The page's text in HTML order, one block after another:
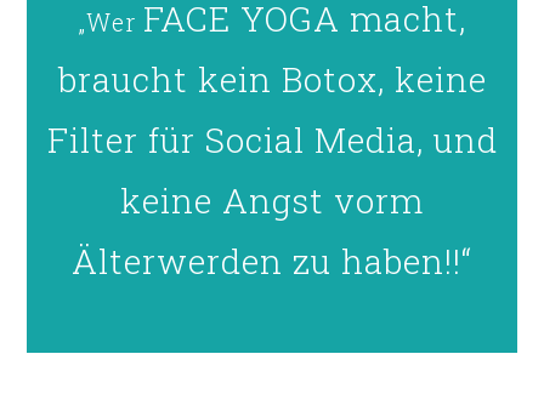
„Wer FACE YOGA macht,
braucht kein Botox, keine
Filter für Social Media, und
keine Angst vorm
Älterwerden zu haben!!“